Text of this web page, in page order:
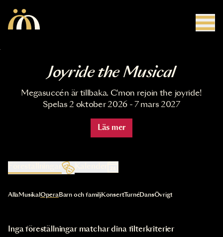
Joyride the Musical
Megasuccén är tillbaka. C'mon rejoin the joyride!
Spelas 2 oktober 2026 - 7 mars 2027
Läs mer
Kalender
Val av kategori uppdaterar innehållet automatiskt
AllaMusikal OperaBarn och familjKonsertTurnéDansÖvrigt
Inga föreställningar matchar dina filterkriterier